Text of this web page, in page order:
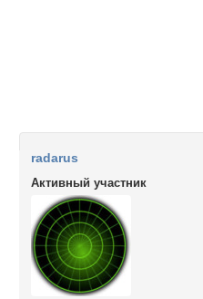
radarus
Активный участник